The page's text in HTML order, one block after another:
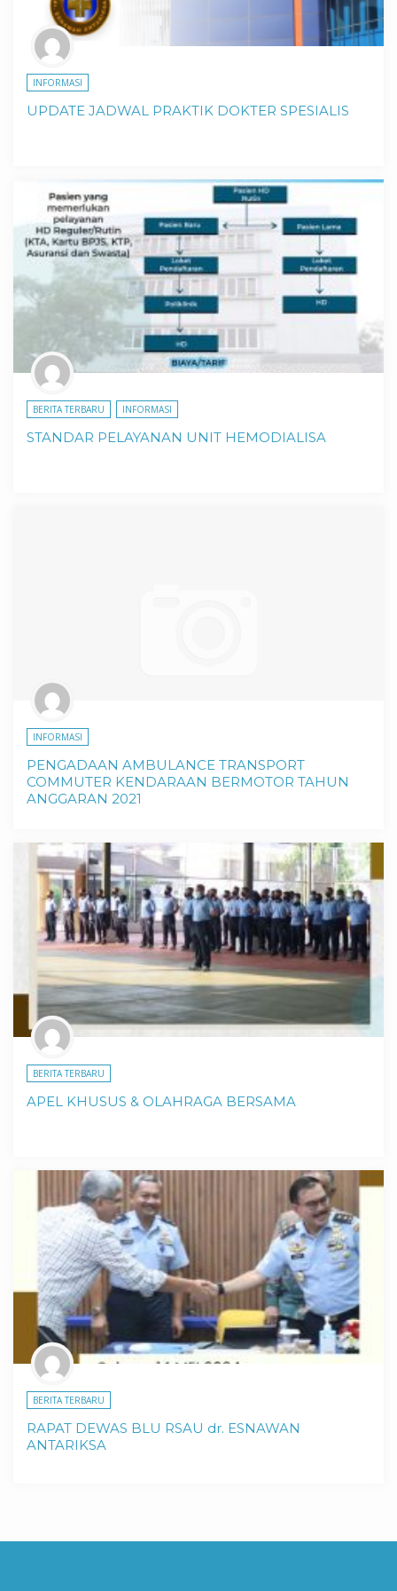
INFORMASI
UPDATE JADWAL PRAKTIK DOKTER SPESIALIS
BERITA TERBARU INFORMASI
STANDAR PELAYANAN UNIT HEMODIALISA
INFORMASI
PENGADAAN AMBULANCE TRANSPORT
COMMUTER KENDARAAN BERMOTOR TAHUN
ANGGARAN 2021
BERITA TERBARU
APEL KHUSUS & OLAHRAGA BERSAMA
BERITA TERBARU
RAPAT DEWAS BLU RSAU dr. ESNAWAN
ANTARIKSA